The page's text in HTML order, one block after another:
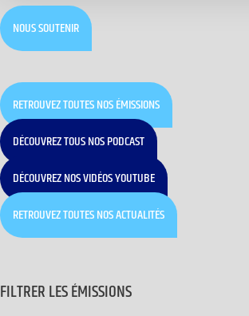
NOUS SOUTENIR
RETROUVEZ TOUTES NOS ÉMISSIONS
DÉCOUVREZ TOUS NOS PODCAST
DÉCOUVREZ NOS VIDÉOS YOUTUBE
RETROUVEZ TOUTES NOS ACTUALITÉS
FILTRER LES ÉMISSIONS